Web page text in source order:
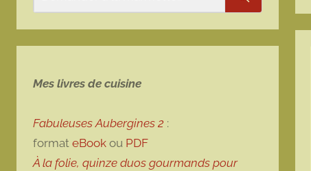
Rechercher
Mes livres de cuisine
Fabuleuses Aubergines 2 :
format eBook ou PDF
À la folie, quinze duos gourmands pour